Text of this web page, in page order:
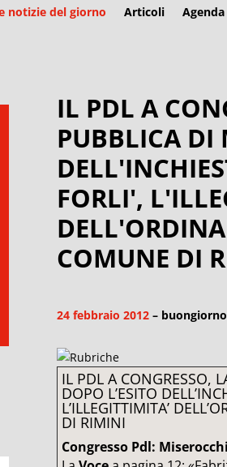
notizie del giorno Articoli Agenda
IL PDL A
PUBBLICA DI
FORLI',
COMUNE DI
24 febbraio 2012 – buongiorno
IL PDL A CONGRESSO,
DOPO L’ESITO
L’ILLEGITTIMITA’
DI RIMINI
Congresso Pdl: